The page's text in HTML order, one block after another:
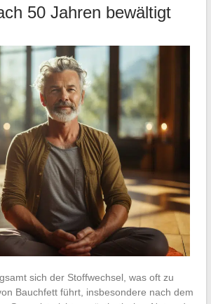
50 Jahren bewältigt
sich der Stoffwechsel, was oft zu
Bauchfett führt, insbesondere nach dem